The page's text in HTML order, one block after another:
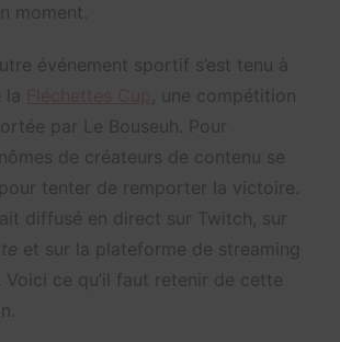
moment.
événement sportif s’est tenu à
la
, une compétition
par Le Bouseuh. Pour
de créateurs de contenu se
tenter de remporter la victoire.
diffusé en direct sur Twitch, sur
et sur la plateforme de streaming
. Voici ce qu’il faut retenir de cette